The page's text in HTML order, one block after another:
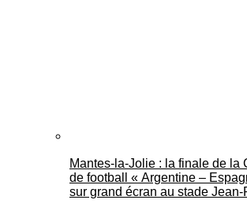
Mantes-la-Jolie : la finale de la
de football « Argentine –
sur grand écran au stade Jean-